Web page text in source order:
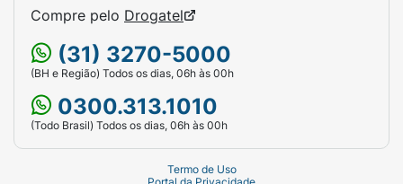
Compre pelo Drogatel
(31) 3270-5000
(BH e Região) Todos os dias, 06h às 00h
0300.313.1010
(Todo Brasil) Todos os dias, 06h às 00h
Termo de Uso